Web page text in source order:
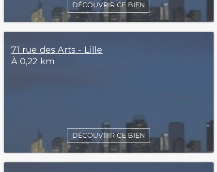
DÉCOUVRIR CE BIEN
71 rue des Arts - Lille
À 0,22 km
DÉCOUVRIR CE BIEN